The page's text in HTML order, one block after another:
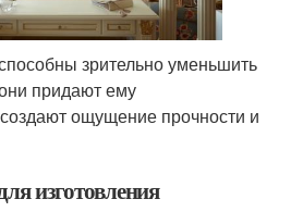
зрительно уменьшить
придают ему
ощущение прочности и
изготовления